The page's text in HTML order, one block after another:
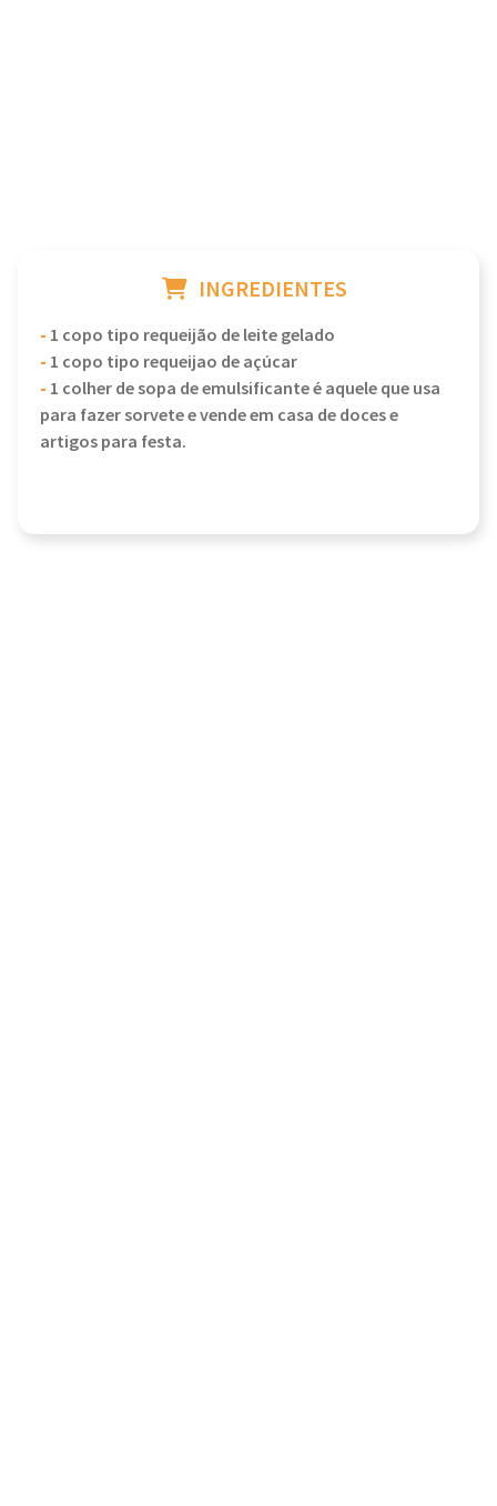
INGREDIENTES
- 1 copo tipo requeijão de leite gelado
- 1 copo tipo requeijao de açúcar
- 1 colher de sopa de emulsificante é aquele que usa
para fazer sorvete e vende em casa de doces e
artigos para festa.